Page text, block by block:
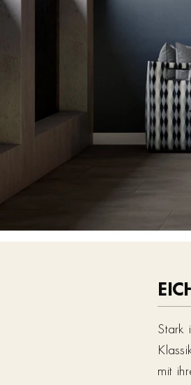
Stark
mit